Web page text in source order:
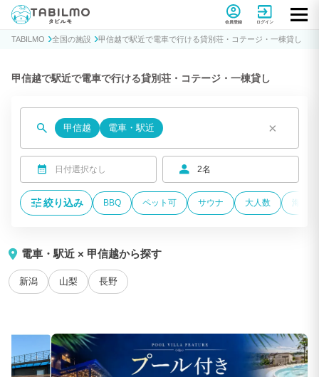
貸別荘コテージ・一棟貸し宿泊予約サイトTABILMO(タビルモ)
会員登録 ログイン
TABILMO 全国の施設 甲信越で駅近で電車で行ける貸別荘・コテージ・一棟貸し
甲信越で駅近で電車で行ける貸別荘・コテージ・一棟貸し
甲信越 電車・駅近 ×
日付選択なし 2名
絞り込み BBQ ペット可 サウナ 大人数 海が
電車・駅近 × 甲信越から探す
新潟 山梨 長野